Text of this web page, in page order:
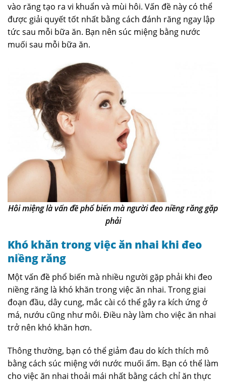
vào răng tạo ra vi khuẩn và mùi hôi. Vấn đề này có thể
được giải quyết tốt nhất bằng cách đánh răng ngay lập
tức sau mỗi bữa ăn. Bạn nên súc miệng bằng nước
muối sau mỗi bữa ăn.
Hôi miệng là vấn đề phổ biến mà người đeo niềng răng gặp
phải
Khó khăn trong việc ăn nhai khi đeo
niềng răng
Một vấn đề phổ biến mà nhiều người gặp phải khi đeo
niềng răng là khó khăn trong việc ăn nhai. Trong giai
đoạn đầu, dây cung, mắc cài có thể gây ra kích ứng ở
má, nướu cũng như môi. Điều này làm cho việc ăn nhai
trở nên khó khăn hơn.
Thông thường, bạn có thể giảm đau do kích thích mô
bằng cách súc miệng với nước muối ấm. Bạn có thể làm
cho việc ăn nhai thoải mái nhất bằng cách chỉ ăn thực